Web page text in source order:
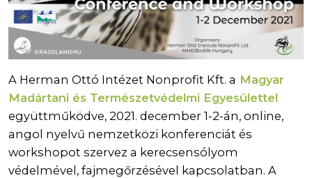
A Herman Ottó Intézet Nonprofit Kft. a Magyar
Madártani és Természetvédelmi Egyesülettel
együttműködve, 2021. december 1-2-án, online,
angol nyelvű nemzetközi konferenciát és
workshopot szervez a kerecsensólyom
védelmével, fajmegőrzésével kapcsolatban. A